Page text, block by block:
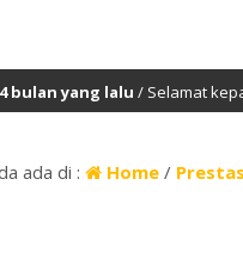
/ Selamat kepada seluruh
ada di : Home /